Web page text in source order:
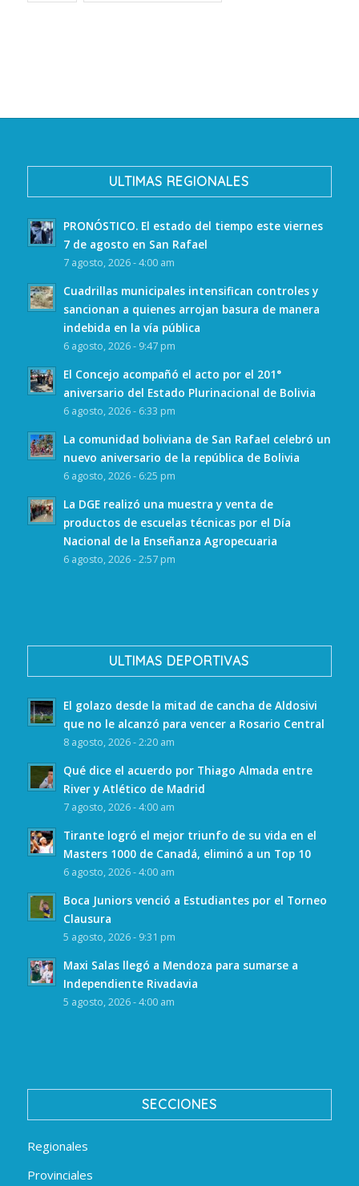
ULTIMAS REGIONALES
PRONÓSTICO. El estado del tiempo este viernes
7 de agosto en San Rafael
7 agosto, 2026 - 4:00 am
Cuadrillas municipales intensifican controles y
sancionan a quienes arrojan basura de manera
indebida en la vía pública
6 agosto, 2026 - 9:47 pm
El Concejo acompañó el acto por el 201°
aniversario del Estado Plurinacional de Bolivia
6 agosto, 2026 - 6:33 pm
La comunidad boliviana de San Rafael celebró un
nuevo aniversario de la república de Bolivia
6 agosto, 2026 - 6:25 pm
La DGE realizó una muestra y venta de
productos de escuelas técnicas por el Día
Nacional de la Enseñanza Agropecuaria
6 agosto, 2026 - 2:57 pm
ULTIMAS DEPORTIVAS
El golazo desde la mitad de cancha de Aldosivi
que no le alcanzó para vencer a Rosario Central
8 agosto, 2026 - 2:20 am
Qué dice el acuerdo por Thiago Almada entre
River y Atlético de Madrid
7 agosto, 2026 - 4:00 am
Tirante logró el mejor triunfo de su vida en el
Masters 1000 de Canadá, eliminó a un Top 10
6 agosto, 2026 - 4:00 am
Boca Juniors venció a Estudiantes por el Torneo
Clausura
5 agosto, 2026 - 9:31 pm
Maxi Salas llegó a Mendoza para sumarse a
Independiente Rivadavia
5 agosto, 2026 - 4:00 am
SECCIONES
Regionales
Provinciales